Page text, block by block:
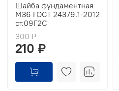
Шайба фундаментная
М36 ГОСТ 24379.1-2012
ст.09Г2С
300 ₽
210 ₽